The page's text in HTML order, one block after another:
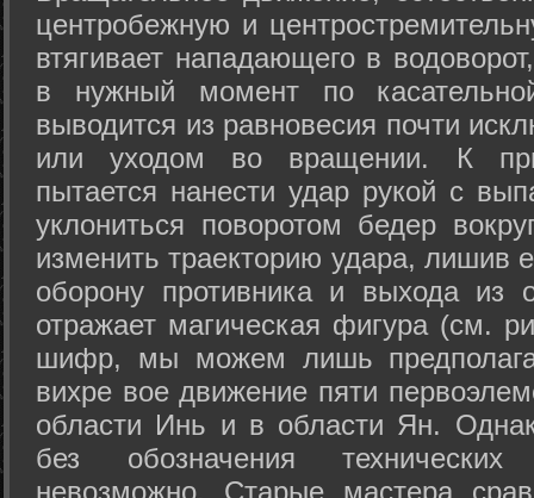
центробежную и
втягивает нападающего в
в нужный момент по
выводится из равновесия почти
или уходом во вращении. К
пытается нанести удар рукой с
уклониться поворотом бедер
изменить траекторию удара, лишив
оборону противника и выхода из
отражает магическая фигура (см.
шифр, мы можем лишь
вихре вое движение пяти
области Инь и в области Ян.
без обозначения
невозможно. Старые мастера